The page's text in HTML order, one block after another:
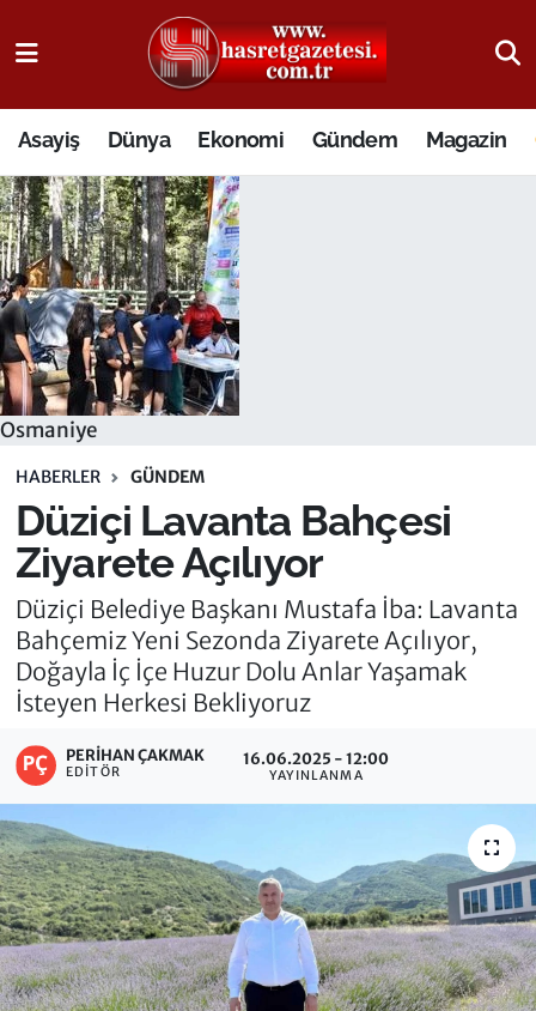
Asayiş Dünya Ekonomi Gündem Magazin
Osmaniye
HABERLER GÜNDEM
Düziçi Lavanta Bahçesi
Ziyarete Açılıyor
Düziçi Belediye Başkanı Mustafa İba: Lavanta
Bahçemiz Yeni Sezonda Ziyarete Açılıyor,
Doğayla İç İçe Huzur Dolu Anlar Yaşamak
İsteyen Herkesi Bekliyoruz
PERIHAN ÇAKMAK
EDITÖR
16.06.2025 - 12:00
YAYINLANMA
Osmaniye Nöbetçi Eczaneler
Osmaniye Hava Durumu
Osmaniye Trafik Yoğunluk Haritası
Süper Lig Puan Durumu ve Fikstür
Tüm Manşetler
Son Dakika Haberleri